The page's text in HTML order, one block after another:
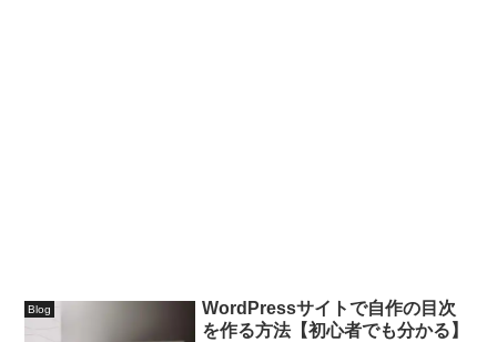
Blog
WordPressサイトで自作の目次
を作る方法【初心者でも分かる】